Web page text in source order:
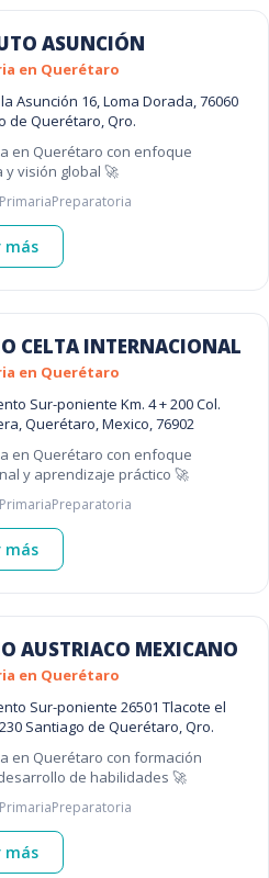
ASUNCIÓN
en Querétaro
Asunción 16, Loma Dorada, 76060
de Querétaro, Qro.
en Querétaro con enfoque
y visión global 🚀
PrimariaPreparatoria
más
CELTA INTERNACIONAL
en Querétaro
Sur-poniente Km. 4 + 200 Col.
Querétaro, Mexico, 76902
en Querétaro con enfoque
y aprendizaje práctico 🚀
PrimariaPreparatoria
más
AUSTRIACO MEXICANO
en Querétaro
Sur-poniente 26501 Tlacote el
Santiago de Querétaro, Qro.
en Querétaro con formación
de habilidades 🚀
PrimariaPreparatoria
más